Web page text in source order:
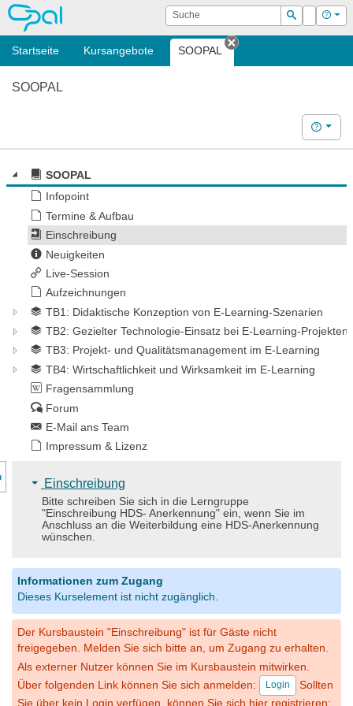
OPAL Suche
Suchen
Login Hilfe
Startseite Kursangebote SOOPAL
Tab schließen
SOOPAL
Hilfe
SOOPAL
Infopoint
Termine & Aufbau
Einschreibung
Neuigkeiten
Live-Session
Aufzeichnungen
TB1: Didaktische Konzeption von E-Learning-Szenarien
TB2: Gezielter Technologie-Einsatz bei E-Learning-Projekten
TB3: Projekt- und Qualitätsmanagement im E-Learning
TB4: Wirtschaftlichkeit und Wirksamkeit im E-Learning
Fragensammlung
Forum
E-Mail ans Team
Impressum & Lizenz
des Kursmenüs
Einschreibung
Bitte schreiben Sie sich in die Lerngruppe
"Einschreibung HDS- Anerkennung" ein, wenn Sie im
Anschluss an die Weiterbildung eine HDS-Anerkennung
wünschen.
Informationen zum Zugang
Dieses Kurselement ist nicht zugänglich.
Der Kursbaustein "Einschreibung" ist für Gäste nicht
freigegeben. Melden Sie sich bitte an, um Zugang zu erhalten.
Als externer Nutzer können Sie im Kursbaustein mitwirken.
Über folgenden Link können Sie sich anmelden:
Login
Sollten
Sie über kein Login verfügen, können Sie sich hier registrieren: